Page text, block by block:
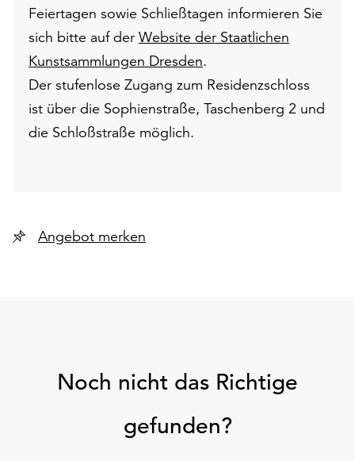
Feiertagen sowie Schließtagen informieren Sie
sich bitte auf der Website der Staatlichen
Kunstsammlungen Dresden.
Der stufenlose Zugang zum Residenzschloss
ist über die Sophienstraße, Taschenberg 2 und
die Schloßstraße möglich.
Angebot merken
Noch nicht das Richtige
gefunden?